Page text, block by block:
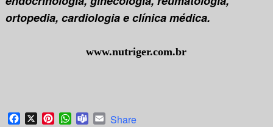
ortopedia, cardiologia e clínica médica.
www.nutriger.com.br
Facebook
X PinterestWhatsApp
TeamsEmail
Share